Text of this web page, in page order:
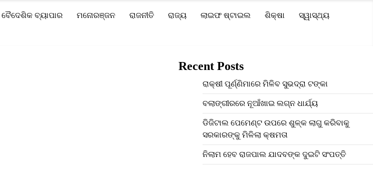
ବୈଦେଶିକ ବ୍ୟାପାର ମନୋରଞ୍ଜନ ରାଜନୀତି ରାଜ୍ୟ ଲାଇଫ ଷ୍ଟାଇଲ ଶିକ୍ଷା ସ୍ୱାସ୍ଥ୍ୟ
Recent Posts
ରାକ୍ଷୀ ପୂର୍ଣ୍ଣିମାରେ ମିଳିବ ସୁଭଦ୍ରା ଟଙ୍କା
ବଲାଙ୍ଗୀରରେ ନୂଆଁଖାଇ ଲଗ୍ନ ଧାର୍ଯ୍ୟ
ଡିଜିଟାଲ ପେମେଣ୍ଟ ଉପରେ ଶୁଳ୍କ ଲାଗୁ କରିବାକୁ
ସରକାରଙ୍କୁ ମିଳିଲା କ୍ଷମତା
ନିଲାମ ହେବ ରାଜପାଲ ଯାଦବଙ୍କ ଦୁଇଟି ସଂପତ୍ତି